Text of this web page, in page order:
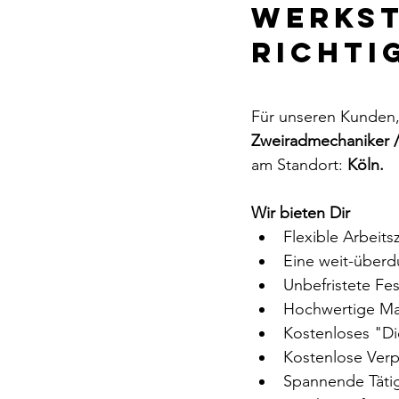
Für unseren
am Standort: Köln.
Wir bieten Dir
Flexible
Eine weit-
Unbefristete
Hochwertige
Kostenloses
Kostenlose
Spannende